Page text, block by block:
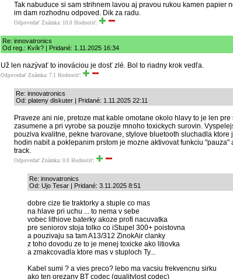
Tak nabuduce si sam strihnem lavou aj pravou rukou kamen papier
im dam rozhodnu odpoved. Dik za radu.
Odpovedať Známka: 10.0 Hodnotiť:
Re: innovatronics
Od reg.: Kvík? | Pridané: 1.11.2025 16:34
Už len nazývať to inováciou je dosť zlé. Bol to riadny krok vedľa.
Odpovedať Známka: 7.1 Hodnotiť:
Re: innovatronics
Od: plateny diskuter | Pridané: 1.11.2025 22:11
Praveze ani nie, pretoze mat kable omotane okolo hlavy to je len pre
zasumene a pri vyrobe sa pouzije mnoho toxickych surovin.
pouziva kvalitne, pekne tvarovane, stylove bluetooth sluchadla ktore
hodin nabit a poklepanim prstom je mozne aktivovat funkciu "pauza"
track.
Odpovedať Známka: 0.0 Hodnotiť:
Re: innovatronics
Od: Ujo Tesar | Pridané: 3.11.2025 8:51
dobre cize tie traktorky a stuple co mas
na hlave pri uchu ... to nema v sebe
vobec lithiove baterky akoze profi nacuvatka
pre seniorov stoja tolko co iStupel 300+ poistovna
a pouzivaju sa tam A13/312 ZinokAir clanky
z toho dovodu ze to je menej toxicke ako litiovka
a zmakcovadla ktore mas v stuploch Ty...
Kabel sumi ? a vies preco? lebo ma vacsiu frekvencnu sirku
ako ten orezany BT codec (qualitylost codec)